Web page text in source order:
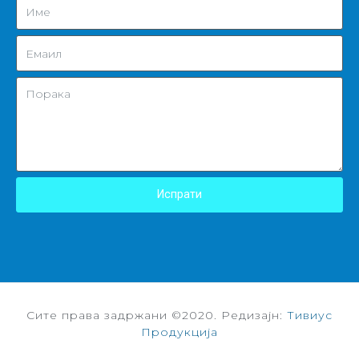
Испрати
Сите права задржани ©2020. Редизајн: Тивиус
Продукција